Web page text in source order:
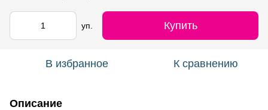
уп. Купить
В избранное К сравнению
Описание